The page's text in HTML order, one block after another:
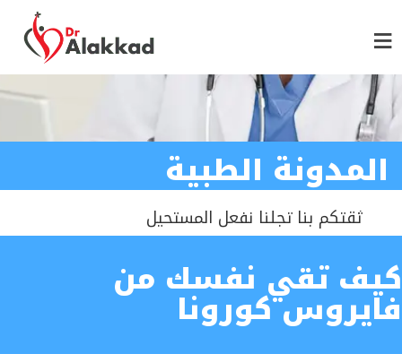
المدونة الطبية
ثقتكم بنا تجلنا نفعل المستحيل
كيف تقي نفسك من
فايروس كورونا